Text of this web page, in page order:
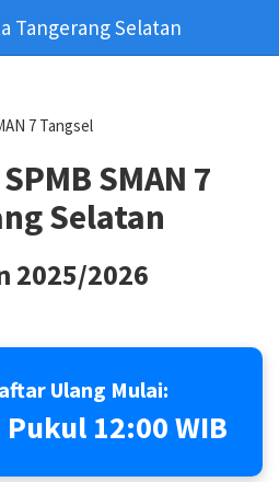
Tangerang Selatan
SMAN 7
Selatan
2025/2026
Ulang Mulai:
12:00 WIB